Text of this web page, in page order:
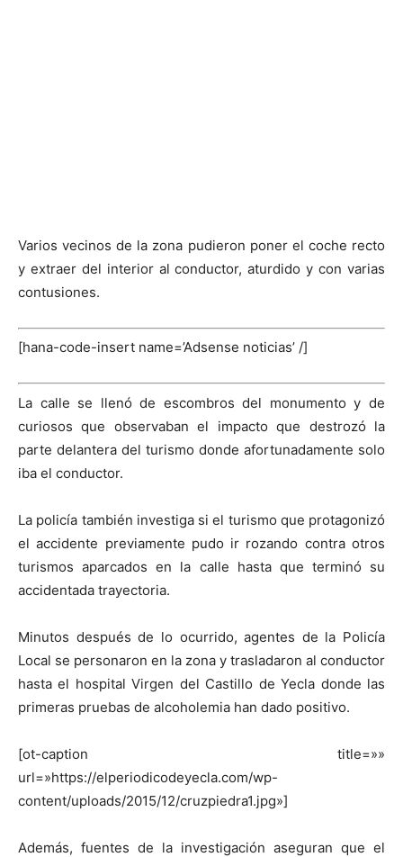
Varios vecinos de la zona pudieron poner el coche recto
y extraer del interior al conductor, aturdido y con varias
contusiones.
[hana-code-insert name=’Adsense noticias’ /]
La calle se llenó de escombros del monumento y de
curiosos que observaban el impacto que destrozó la
parte delantera del turismo donde afortunadamente solo
iba el conductor.
La policía también investiga si el turismo que protagonizó
el accidente previamente pudo ir rozando contra otros
turismos aparcados en la calle hasta que terminó su
accidentada trayectoria.
Minutos después de lo ocurrido, agentes de la Policía
Local se personaron en la zona y trasladaron al conductor
hasta el hospital Virgen del Castillo de Yecla donde las
primeras pruebas de alcoholemia han dado positivo.
[ot-caption title=»»
url=»https://elperiodicodeyecla.com/wp-
content/uploads/2015/12/cruzpiedra1.jpg»]
Además, fuentes de la investigación aseguran que el